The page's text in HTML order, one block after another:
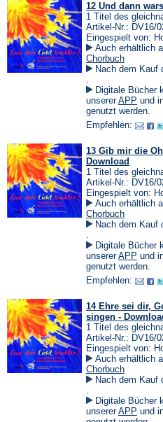
12 Und dann
1 Titel des
Artikel-Nr.: DV16/
Eingespielt von:
Auch erhältlich
Chorbuch
Nach dem Kauf
in
einem
neuen
Tab)
.
Digitale Bücher
unsererAPP (Öffnet
in
neuen
und
genutzt werden.
Empfehlen:
13 Gib mir die
Download
1 Titel des
Artikel-Nr.: DV16/
Eingespielt von:
Auch erhältlich
Chorbuch
Nach dem Kauf
in
einem
neuen
Tab)
.
Digitale Bücher
unsererAPP (Öffnet
in
neuen
und
genutzt werden.
Empfehlen:
14 Ehre sei dir,
singen -
1 Titel des
Artikel-Nr.: DV16/
Eingespielt von:
Auch erhältlich
Chorbuch
Nach dem Kauf
in
einem
neuen
.
Digitale Bücher
unsererAPP (Öffnet
in
und